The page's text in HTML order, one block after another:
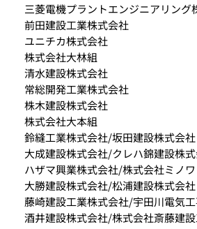
三菱電機プラントエンジニアリング
前田建設工業株式会社
ユニチカ株式会社
株式会社大林組
清水建設株式会社
常総開発工業株式会社
株木建設株式会社
株式会社大本組
鈴縫工業株式会社/坂田建設株式会社
大成建設株式会社/クレハ錦建設株
ハザマ興業株式会社/株式会社ミノワ
大勝建設株式会社/松浦建設株式会社
藤崎建設工業株式会社/宇田川電気
酒井建設株式会社/株式会社斎藤建